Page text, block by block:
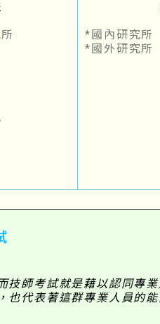
*國內研究所
*國外研究所
師考試就是藉以認同專
代表著這群專業人員的